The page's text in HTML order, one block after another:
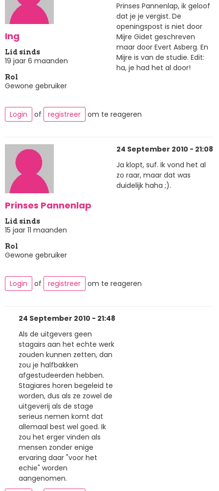
Ing
Lid sinds
19 jaar 6 maanden
Rol
Gewone gebruiker
Prinses Pannenlap, ik geloof
dat je je vergist. De
openingspost is niet door
Mijre Gidet geschreven
maar door Evert Asberg. En
Mijre is van de studie. Edit:
ha, je had het al door!
Login of registreer om te reageren
Prinses Pannenlap
Lid sinds
15 jaar 11 maanden
Rol
Gewone gebruiker
24 September 2010 - 21:08
Ja klopt, suf. Ik vond het al
zo raar, maar dat was
duidelijk haha ;).
Login of registreer om te reageren
24 September 2010 - 21:48
Als de uitgevers geen
stagairs aan het echte werk
zouden kunnen zetten, dan
zou je halfbakken
afgestudeerden hebben.
Stagiares horen begeleid te
worden, dus als ze zowel de
uitgeverij als de stage
serieus nemen komt dat
allemaal best wel goed. Ik
zou het erger vinden als
mensen zonder enige
ervaring daar "voor het
echie" worden
aangenomen.